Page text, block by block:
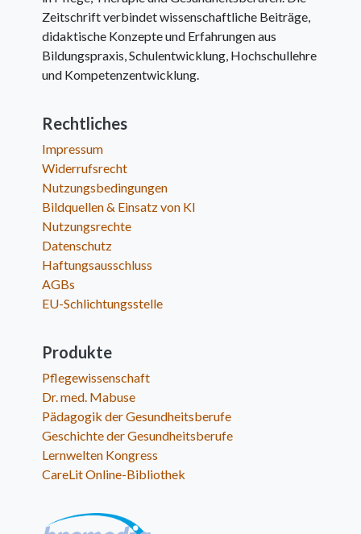
Zeitschrift verbindet wissenschaftliche Beiträge,
didaktische Konzepte und Erfahrungen aus
Bildungspraxis, Schulentwicklung, Hochschullehre
und Kompetenzentwicklung.
Rechtliches
Impressum
Widerrufsrecht
Nutzungsbedingungen
Bildquellen & Einsatz von KI
Nutzungsrechte
Datenschutz
Haftungsausschluss
AGBs
EU-Schlichtungsstelle
Produkte
Pflegewissenschaft
Dr. med. Mabuse
Pädagogik der Gesundheitsberufe
Geschichte der Gesundheitsberufe
Lernwelten Kongress
CareLit Online-Bibliothek